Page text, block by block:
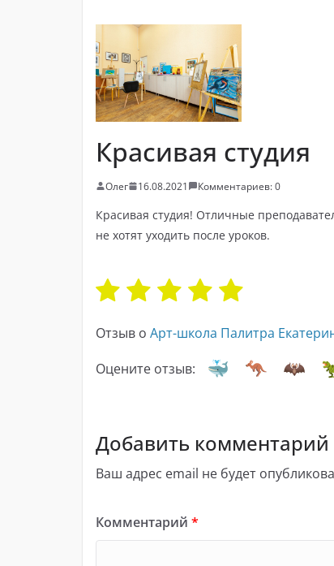
Красивая студия
Олег 16.08.2021 Комментариев: 0
Красивая студия! Отличные
не хотят уходить после уроков.
Отзыв о Арт-школа Палитра
Оцените отзыв:
Добавить комментарий
Ваш адрес email не будет
Комментарий *